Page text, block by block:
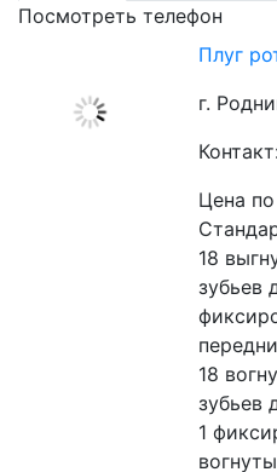
Посмотреть телефон
Плуг
г.
Цена
18
зубьев
18
зубьев
1